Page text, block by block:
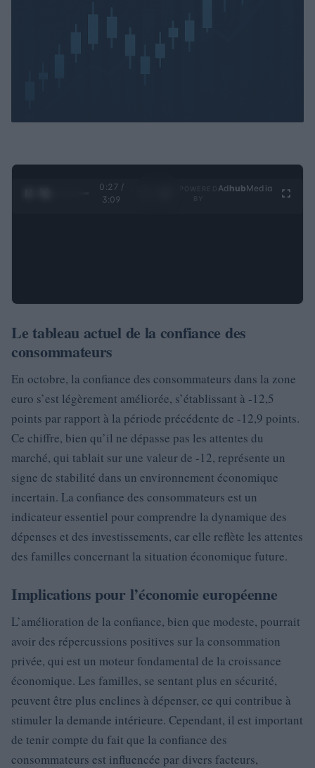
0:28 /
3:09
Ad hubMedia
Le tableau actuel de la confiance des
consommateurs
En octobre, la confiance des consommateurs dans la zone
euro s’est légèrement améliorée, s’établissant à -12,5
points par rapport à la période précédente de -12,9 points.
Ce chiffre, bien qu’il ne dépasse pas les attentes du
marché, qui tablait sur une valeur de -12, représente un
signe de stabilité dans un environnement économique
incertain. La confiance des consommateurs est un
indicateur essentiel pour comprendre la dynamique des
dépenses et des investissements, car elle reflète les attentes
des familles concernant la situation économique future.
Implications pour l’économie européenne
L’amélioration de la confiance, bien que modeste, pourrait
avoir des répercussions positives sur la consommation
privée, qui est un moteur fondamental de la croissance
économique. Les familles, se sentant plus en sécurité,
peuvent être plus enclines à dépenser, ce qui contribue à
stimuler la demande intérieure. Cependant, il est important
de tenir compte du fait que la confiance des
consommateurs est influencée par divers facteurs,